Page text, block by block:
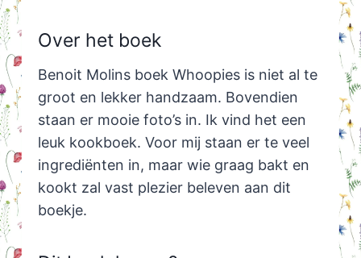
Over het boek
Benoit Molins boek Whoopies is niet al te
groot en lekker handzaam. Bovendien
staan er mooie foto’s in. Ik vind het een
leuk kookboek. Voor mij staan er te veel
ingrediënten in, maar wie graag bakt en
kookt zal vast plezier beleven aan dit
boekje.